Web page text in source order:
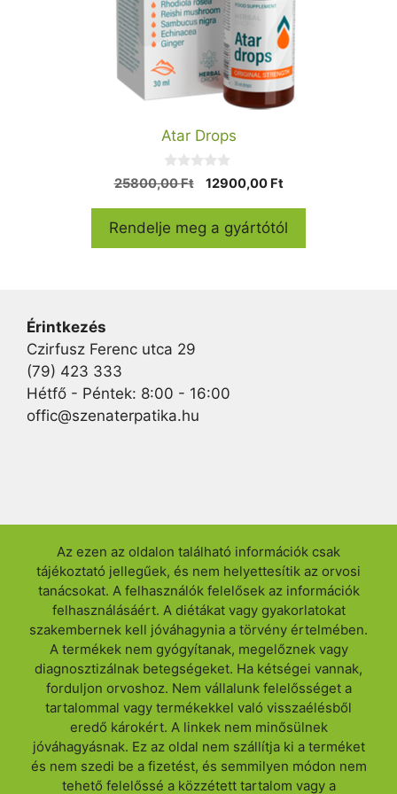
Atar Drops
0
a
-
ő
25800,00Ft
Original
25800,00 Ft.
12900,00 FtCurrent
is:
12900,00 Ft.
Rendelje meg a gyártótól
Érintkezés
Czirfusz Ferenc utca 29
(79) 423 333
Hétfő - Péntek: 8:00 - 16:00
offic@szenaterpatika.hu
Az ezen az oldalon található információk csak
tájékoztató jellegűek, és nem helyettesítik az orvosi
tanácsokat. A felhasználók felelősek az információk
felhasználásáért. A diétákat vagy gyakorlatokat
szakembernek kell jóváhagynia a törvény értelmében.
A termékek nem gyógyítanak, megelőznek vagy
diagnosztizálnak betegségeket. Ha kétségei vannak,
forduljon orvoshoz. Nem vállalunk felelősséget a
tartalommal vagy termékekkel való visszaélésből
eredő károkért. A linkek nem minősülnek
jóváhagyásnak. Ez az oldal nem szállítja ki a terméket
és nem szedi be a fizetést, és semmilyen módon nem
tehető felelőssé a közzétett tartalom vagy a